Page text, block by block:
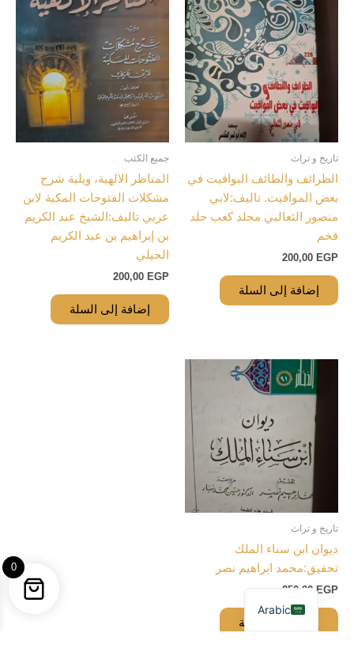
تاريخ و تراث
الظرائف والطائف البواقيت في
بعض المواقيت. تاليف:لابي
منصور الثعالبي مجلد كعب جلد
فخم
200,00 EGP
إضافة إلى السلة
جميع الكتب
المناظر الالهية، ويلية شرح
مشكلات الفتوحات المكية لابن
عربي تاليف:الشيخ عبد الكريم
بن إبراهيم بن عبد الكريم
الجيلي
200,00 EGP
إضافة إلى السلة
تاريخ و تراث
ديوان ابن سناء الملك
تحقيق:محمد ابراهيم نصر
250,00 EGP
إضافة إلى السلة
0
Arabic